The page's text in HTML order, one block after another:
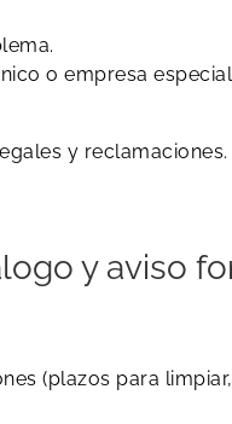
o empresa
y reclamaciones.
y aviso
(plazos para